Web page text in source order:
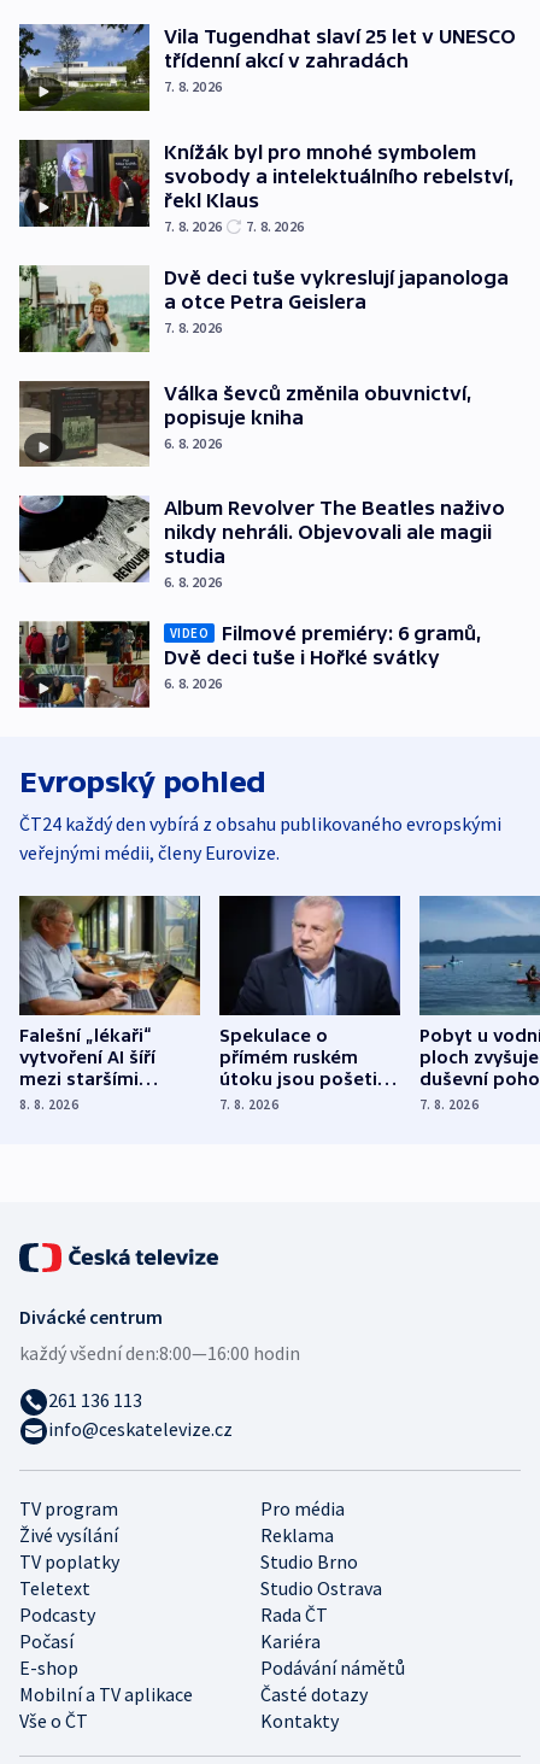
Vila Tugendhat slaví 25 let v UNESCO
třídenní akcí v zahradách
7. 8. 2026
Knížák byl pro mnohé symbolem
svobody a intelektuálního rebelství,
řekl Klaus
7. 8. 2026 7. 8. 2026
Dvě deci tuše vykreslují japanologa
a otce Petra Geislera
7. 8. 2026
Válka ševců změnila obuvnictví,
popisuje kniha
6. 8. 2026
Album Revolver The Beatles naživo
nikdy nehráli. Objevovali ale magii
studia
6. 8. 2026
VIDEO
Filmové premiéry: 6 gramů,
Dvě deci tuše i Hořké svátky
6. 8. 2026
Evropský pohled
ČT24 každý den vybírá z obsahu publikovaného evropskými
veřejnými médii, členy Eurovize.
Falešní „lékaři“
vytvoření AI šíří
mezi staršími
Poláky nebezpečné
8. 8. 2026
Spekulace o
přímém ruském
útoku jsou pošetilé,
míní estonský
7. 8. 2026
Pobyt u
ploch zvyšuje
duševní
ukázala
7. 8. 2026
TV program
Pro média
Živé vysílání
Reklama
TV poplatky
Studio Brno
Teletext
Studio Ostrava
Podcasty
Rada ČT
Počasí
Kariéra
E-shop
Podávání námětů
Mobilní a TV aplikace
Časté dotazy
Vše o ČT
Kontakty
Divácké centrum
každý všední den:8:00—16:00 hodin
261 136 113
info@ceskatelevize.cz